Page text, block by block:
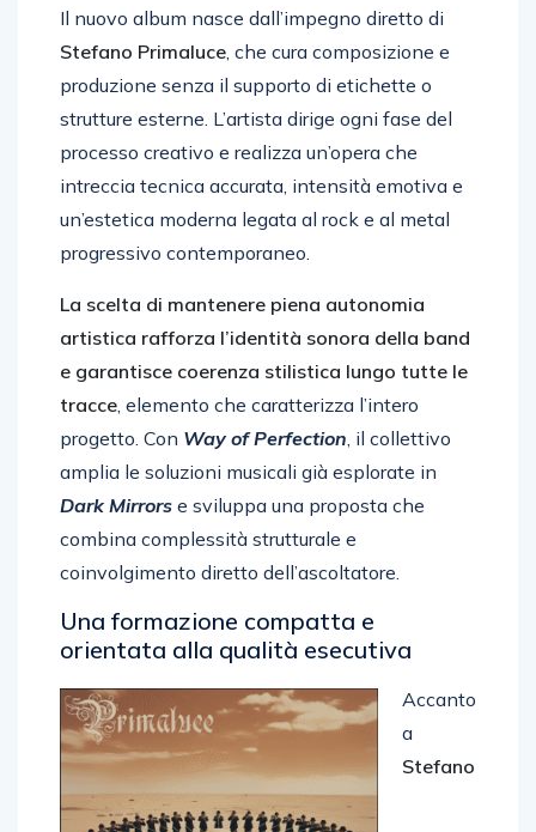
Il nuovo album nasce dall’impegno diretto di
Stefano Primaluce, che cura composizione e
produzione senza il supporto di etichette o
strutture esterne. L’artista dirige ogni fase del
processo creativo e realizza un’opera che
intreccia tecnica accurata, intensità emotiva e
un’estetica moderna legata al rock e al metal
progressivo contemporaneo.
La scelta di mantenere piena autonomia
artistica rafforza l’identità sonora della band
e garantisce coerenza stilistica lungo tutte le
tracce, elemento che caratterizza l’intero
progetto. Con Way of Perfection, il collettivo
amplia le soluzioni musicali già esplorate in
Dark Mirrors e sviluppa una proposta che
combina complessità strutturale e
coinvolgimento diretto dell’ascoltatore.
Una formazione compatta e
orientata alla qualità esecutiva
Accanto
a
Stefano